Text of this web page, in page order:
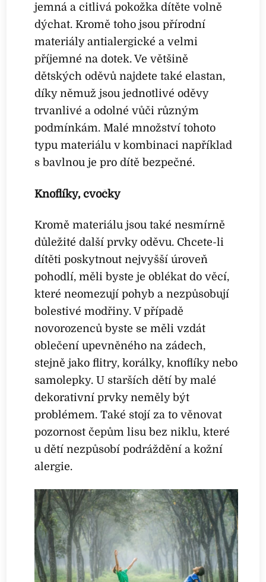
jemná a citlivá pokožka dítěte volně
dýchat. Kromě toho jsou přírodní
materiály antialergické a velmi
příjemné na dotek. Ve většině
dětských oděvů najdete také elastan,
díky němuž jsou jednotlivé oděvy
trvanlivé a odolné vůči různým
podmínkám. Malé množství tohoto
typu materiálu v kombinaci například
s bavlnou je pro dítě bezpečné.
Knoflíky, cvočky
Kromě materiálu jsou také nesmírně
důležité další prvky oděvu. Chcete-li
dítěti poskytnout nejvyšší úroveň
pohodlí, měli byste je oblékat do věcí,
které neomezují pohyb a nezpůsobují
bolestivé modřiny. V případě
novorozenců byste se měli vzdát
oblečení upevněného na zádech,
stejně jako flitry, korálky, knoflíky nebo
samolepky. U starších dětí by malé
dekorativní prvky neměly být
problémem. Také stojí za to věnovat
pozornost čepům lisu bez niklu, které
u dětí nezpůsobí podráždění a kožní
alergie.